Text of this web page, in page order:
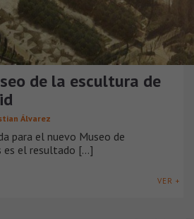
de la escultura de
Álvarez
para el nuevo Museo de
es el resultado [...]
VER +